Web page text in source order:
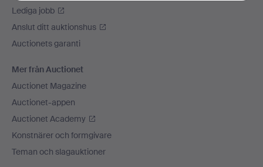
Lediga jobb
Anslut ditt auktionshus
Auctionets garanti
Mer från Auctionet
Auctionet Magazine
Auctionet-appen
Auctionet Academy
Konstnärer och formgivare
Teman och slagauktioner